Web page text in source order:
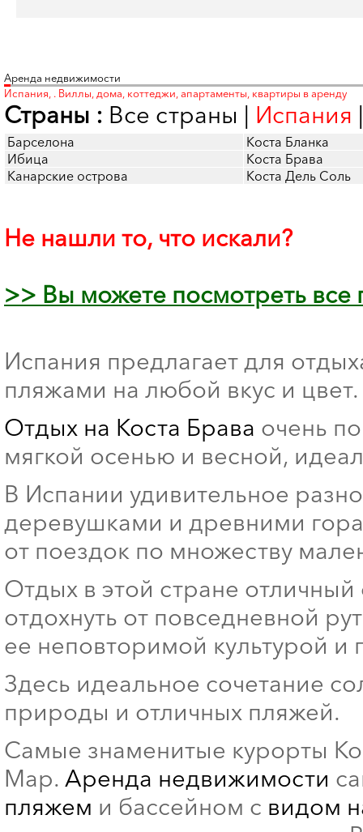
Аренда недвижимости
Испания, . Виллы, дома, коттеджи, апартаменты, квартиры в аренду
Страны : Все страны | Испания
Барселона
Коста Бланка
Ибица
Коста Брава
Канарские острова
Коста Дель Соль
Не нашли то, что искали?
>> Вы можете посмотреть
Испания предлагает для
пляжами на любой вкус и цвет.
Отдых на Коста Брава очень
мягкой осенью и весной,
В Испании удивительное
деревушками и древними
от поездок по множеству
Отдых в этой стране
отдохнуть от повседневной
ее неповторимой культурой и
Здесь идеальное сочетание
природы и отличных пляжей.
Самые знаменитые курорты
Мар. Аренда недвижимости
пляжем и бассейном с видом